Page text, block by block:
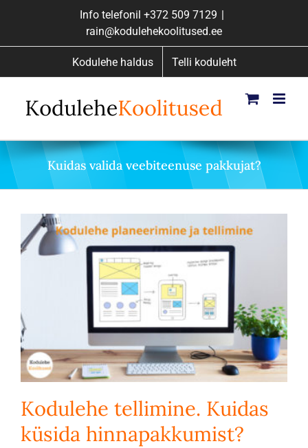
Info telefonil +372 509 7129 |
rain@kodulehekoolitused.ee
Kodulehe haldus Telli koduleht
Kuidas valida veebiteenuse pakkujat?
Kodulehe tellimine. Kuidas
küsida hinnapakkumist?